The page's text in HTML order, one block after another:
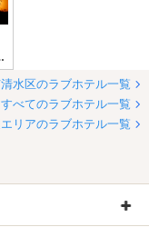
ューズ)
水区のラブホテル一覧
べてのラブホテル一覧
リアのラブホテル一覧